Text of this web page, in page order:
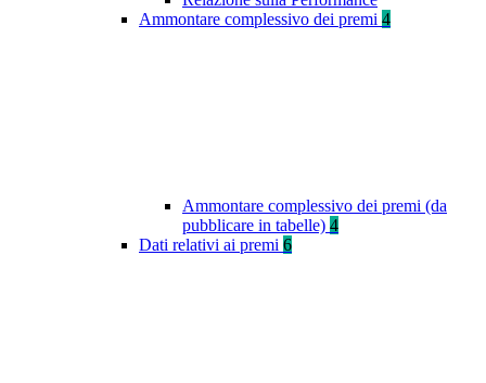
Ammontare complessivo dei premi 4
Ammontare complessivo dei premi (da
pubblicare in tabelle) 4
Dati relativi ai premi 6